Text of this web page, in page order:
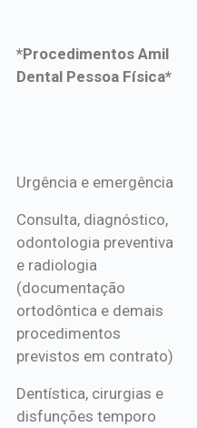
*Procedimentos Amil
Dental Pessoa Física*
*Procedimentos Amil
Urgência e emergência
Consulta, diagnóstico,
odontologia preventiva
e radiologia
(documentação
ortodôntica e demais
procedimentos
previstos em contrato)
Dentística, cirurgias e
disfunções temporo